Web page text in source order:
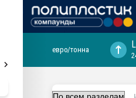
евро/тонна